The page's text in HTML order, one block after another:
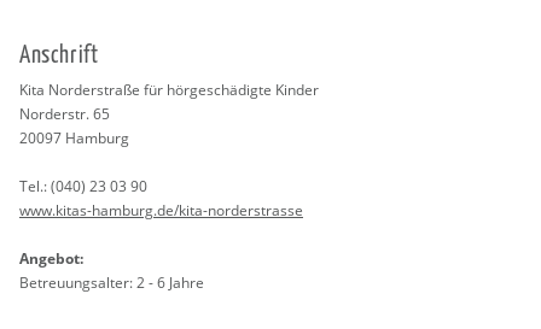
An­schrift
Kita Nor­der­stra­ße für hör­ge­schä­dig­te Kin­der
Nor­der­str. 65
20097 Ham­burg
Tel.:(040) 23 03 90
www.​kitas-​hamburg.​de/​kita-​nor​ders​tras​se
An­ge­bot:
Be­treu­ungs­al­ter: 2 - 6 Jahre